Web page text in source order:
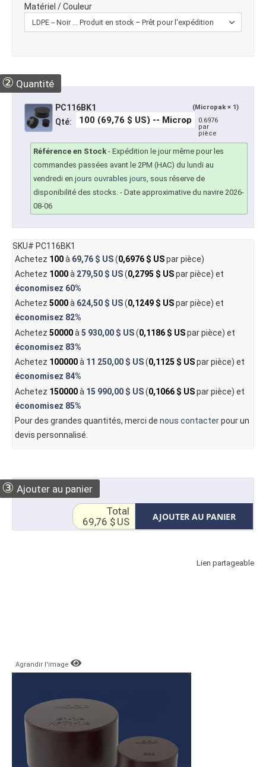
Matériel / Couleur
② Quantité
PC116BK1 (Micropak × 1)
Qté:
0.6976
par
pièce
Référence en Stock - Expédition le jour même pour les
commandes passées avant le 2PM (HAC) du lundi au
vendredi en jours ouvrables jours, sous réserve de
disponibilité des stocks. - Date approximative du navire 2026-
08-06
SKU# PC116BK1
Achetez 100à 69,76 $ US(0,6976 $ USpar pièce)
Achetez 1000à 279,50 $ US(0,2795 $ USpar pièce) et
économisez 60%
Achetez 5000à 624,50 $ US(0,1249 $ USpar pièce) et
économisez 82%
Achetez 50000à 5 930,00 $ US(0,1186 $ USpar pièce) et
économisez 83%
Achetez 100000à 11 250,00 $ US(0,1125 $ USpar pièce) et
économisez 84%
Achetez 150000à 15 990,00 $ US(0,1066 $ USpar pièce) et
économisez 85%
Pour des grandes quantités, merci de nous contacterpour un
devis personnalisé.
③ Ajouter au panier
AJOUTER AU PANIER
Total
69,76 $ US
Lien partageable
Agrandir l'image